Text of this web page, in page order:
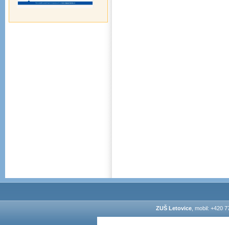
ZUŠ Letovice, mobil: +420